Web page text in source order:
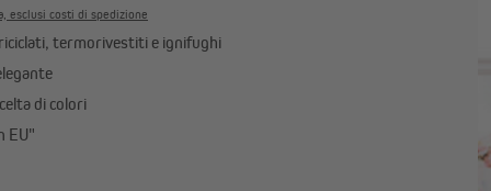
Veneziane in alluminio
Mostra tutto
esclusi costi di spedizione
e porte extra grandi
termorivestiti e ignifughi
di colori
EU"